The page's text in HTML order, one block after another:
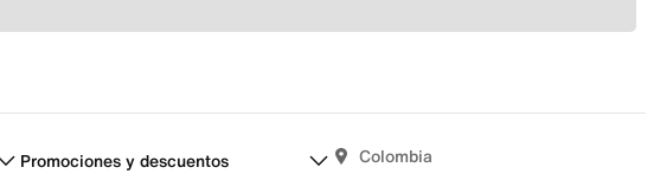
Promociones y descuentos Colombia